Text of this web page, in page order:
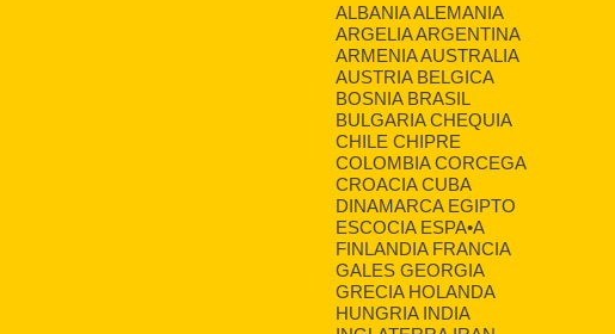
ALBANIA ALEMANIA
ARGELIA ARGENTINA
ARMENIA AUSTRALIA
AUSTRIA BELGICA
BOSNIA BRASIL
BULGARIA CHEQUIA
CHILE CHIPRE
COLOMBIA CORCEGA
CROACIA CUBA
DINAMARCA EGIPTO
ESCOCIA ESPA•A
FINLANDIA FRANCIA
GALES GEORGIA
GRECIA HOLANDA
HUNGRIA INDIA